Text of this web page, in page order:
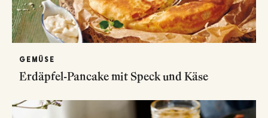
GEMÜSE
Erdäpfel-Pancake mit Speck und Käse